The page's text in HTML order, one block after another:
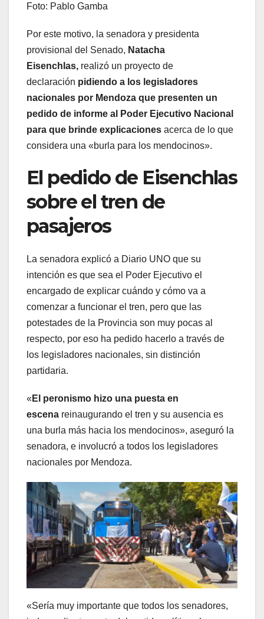
Foto: Pablo Gamba
Por este motivo, la senadora y presidenta
provisional del Senado, Natacha
Eisenchlas, realizó un proyecto de
declaración pidiendo a los legisladores
nacionales por Mendoza que presenten un
pedido de informe al Poder Ejecutivo Nacional
para que brinde explicaciones acerca de lo que
considera una «burla para los mendocinos».
El pedido de Eisenchlas
sobre el tren de
pasajeros
La senadora explicó a Diario UNO que su
intención es que sea el Poder Ejecutivo el
encargado de explicar cuándo y cómo va a
comenzar a funcionar el tren, pero que las
potestades de la Provincia son muy pocas al
respecto, por eso ha pedido hacerlo a través de
los legisladores nacionales, sin distinción
partidaria.
« El peronismo hizo una puesta en
escena reinaugurando el tren y su ausencia es
una burla más hacia los mendocinos», aseguró la
senadora, e involucró a todos los legisladores
nacionales por Mendoza.
«Sería muy importante que todos los senadores,